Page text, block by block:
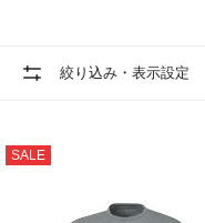
絞り込み・表示設定
SALE